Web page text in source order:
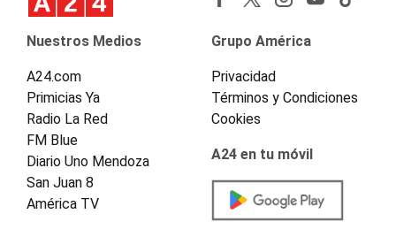
Nuestros Medios
A24.com
Primicias Ya
Radio La Red
FM Blue
Diario Uno Mendoza
San Juan 8
América TV
Grupo América
Privacidad
Términos y Condiciones
Cookies
A24 en tu móvil